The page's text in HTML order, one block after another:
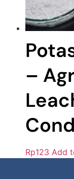
–
Rp123 Add